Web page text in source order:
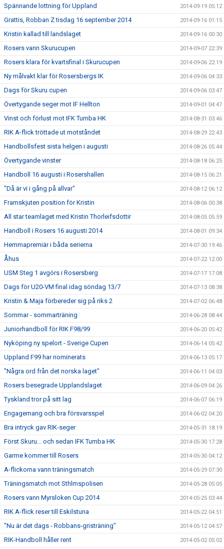
Spännande lottning för Uppland 2014-09-19 05:12
Grattis, Robban Z tisdag 16 september 2014 2014-09-16 01:15
Kristin kallad till landslaget 2014-09-16 00:30
Rosers vann Skurucupen 2014-09-07 22:39
Rosers klara för kvartsfinal i Skurucupen 2014-09-06 22:19
Ny målvakt klar för Rosersbergs IK 2014-09-06 04:33
Dags för Skuru cupen 2014-09-06 03:47
Övertygande seger mot IF Hellton 2014-09-01 04:47
Vinst och förlust mot IFK Tumba HK 2014-08-31 03:46
RIK A-flick tröttade ut motståndet 2014-08-29 22:43
Handbollsfest sista helgen i augusti 2014-08-26 05:44
Övertygande vinster 2014-08-18 06:25
Handboll 16 augusti i Rosershallen 2014-08-15 06:21
"Då är vi i gång på allvar" 2014-08-12 06:12
Framskjuten position för Kristin 2014-08-06 00:38
All star teamlaget med Kristin Thorleifsdottir 2014-08-05 05:59
Handboll i Rosers 16 augusti 2014 2014-08-01 09:34
Hemmapremiär i båda serierna 2014-07-30 19:46
Åhus 2014-07-22 12:00
USM Steg 1 avgörs i Rosersberg 2014-07-17 17:08
Dags för U20-VM final idag söndag 13/7 2014-07-13 08:38
Kristin & Maja förbereder sig på riks 2 2014-07-02 06:48
Sommar - sommarträning 2014-06-28 08:44
Juniorhandboll för RIK F98/99 2014-06-20 05:42
Nyköping ny spelort - Sverige Cupen 2014-06-14 05:42
Uppland F99 har nominerats 2014-06-13 05:17
"Några ord från det norska laget" 2014-06-11 04:03
Rosers besegrade Upplandslaget 2014-06-09 04:26
Tyskland tror på sitt lag 2014-06-07 06:19
Engagemang och bra försvarsspel 2014-06-02 04:20
Bra intryck gav RIK-seger 2014-05-31 18:19
Först Skuru... och sedan IFK Tumba HK 2014-05-30 17:28
Garme kommer till Rosers 2014-05-30 04:12
A-flickorna vann träningsmatch 2014-05-29 07:30
Träningsmatch mot Sthlmspolisen 2014-05-28 05:05
Rosers vann Myrsloken Cup 2014 2014-05-25 03:44
RIK A-flick reser till Eskilstuna 2014-05-22 04:51
"Nu är det dags - Robbans-gristräning" 2014-05-12 04:57
RIK-Handboll håller rent 2014-05-02 05:02